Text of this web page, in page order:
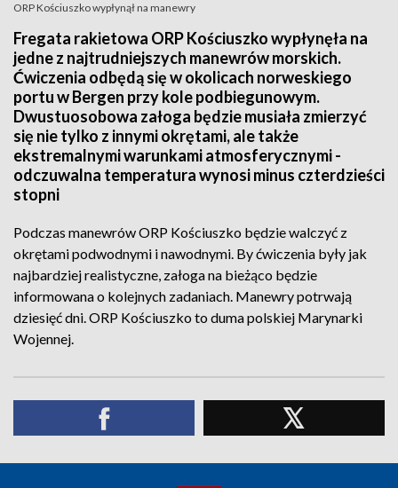
ORP Kościuszko wypłynął na manewry
Fregata rakietowa ORP Kościuszko wypłynęła na
jedne z najtrudniejszych manewrów morskich.
Ćwiczenia odbędą się w okolicach norweskiego
portu w Bergen przy kole podbiegunowym.
Dwustuosobowa załoga będzie musiała zmierzyć
się nie tylko z innymi okrętami, ale także
ekstremalnymi warunkami atmosferycznymi -
odczuwalna temperatura wynosi minus czterdzieści
stopni
Podczas manewrów ORP Kościuszko będzie walczyć z
okrętami podwodnymi i nawodnymi. By ćwiczenia były jak
najbardziej realistyczne, załoga na bieżąco będzie
informowana o kolejnych zadaniach. Manewry potrwają
dziesięć dni. ORP Kościuszko to duma polskiej Marynarki
Wojennej.